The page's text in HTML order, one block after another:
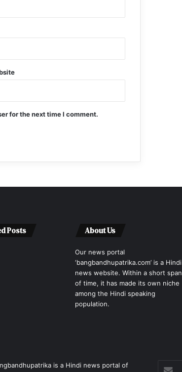
for the next time I comment.
Posts About Us
Our news portal
‘bangbandhupatrika.com’ is a Hindi
news website. Within a short span
of time, it has made its own niche
among the Hindi speaking
population.
is a Hindi news portal of